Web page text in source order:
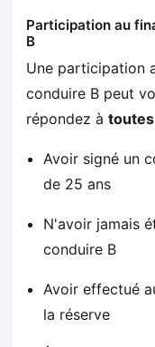
Participation au
B
Une participation
conduire B peut
répondez à
Avoir signé un
de 25 ans
N'avoir jamais
conduire B
Avoir effectué
la réserve